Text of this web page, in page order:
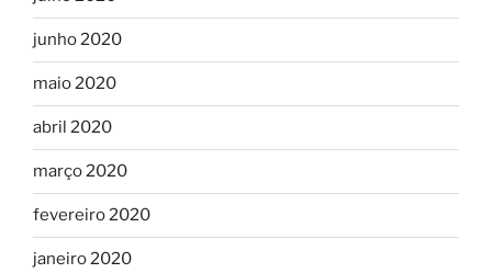
junho 2020
maio 2020
abril 2020
março 2020
fevereiro 2020
janeiro 2020